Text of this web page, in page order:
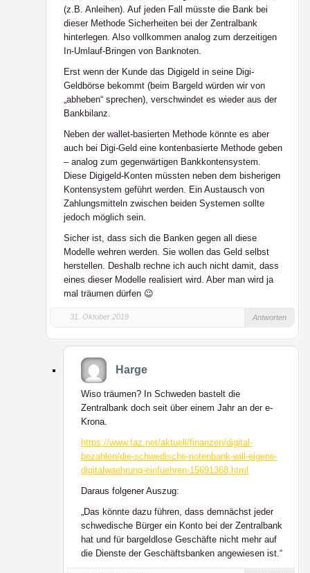
(z.B. Anleihen). Auf jeden Fall müsste die Bank bei
dieser Methode Sicherheiten bei der Zentralbank
hinterlegen. Also vollkommen analog zum derzeitigen
In-Umlauf-Bringen von Banknoten.
Erst wenn der Kunde das Digigeld in seine Digi-
Geldbörse bekommt (beim Bargeld würden wir von
„abheben“ sprechen), verschwindet es wieder aus der
Bankbilanz.
Neben der wallet-basierten Methode könnte es aber
auch bei Digi-Geld eine kontenbasierte Methode geben
– analog zum gegenwärtigen Bankkontensystem.
Diese Digigeld-Konten müssten neben dem bisherigen
Kontensystem geführt werden. Ein Austausch von
Zahlungsmitteln zwischen beiden Systemen sollte
jedoch möglich sein.
Sicher ist, dass sich die Banken gegen all diese
Modelle wehren werden. Sie wollen das Geld selbst
herstellen. Deshalb rechne ich auch nicht damit, dass
eines dieser Modelle realisiert wird. Aber man wird ja
mal träumen dürfen 😉
31. Oktober 2019 Antworten
Harge
Wiso träumen? In Schweden bastelt die
Zentralbank doch seit über einem Jahr an der e-
Krona.
https://www.faz.net/aktuell/finanzen/digital-
bezahlen/die-schwedische-notenbank-will-eigene-
digitalwaehrung-einfuehren-15691368.html
Daraus folgener Auszug:
„Das könnte dazu führen, dass demnächst jeder
schwedische Bürger ein Konto bei der Zentralbank
hat und für bargeldlose Geschäfte nicht mehr auf
die Dienste der Geschäftsbanken angewiesen ist.“